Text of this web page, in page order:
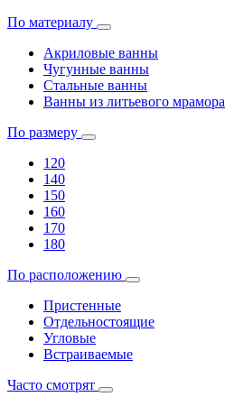
По материалу
Акриловые ванны
Чугунные ванны
Стальные ванны
Ванны из литьевого мрамора
По размеру
120
140
150
160
170
180
По расположению
Пристенные
Отдельностоящие
Угловые
Встраиваемые
Часто смотрят